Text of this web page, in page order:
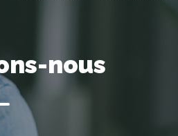
nous